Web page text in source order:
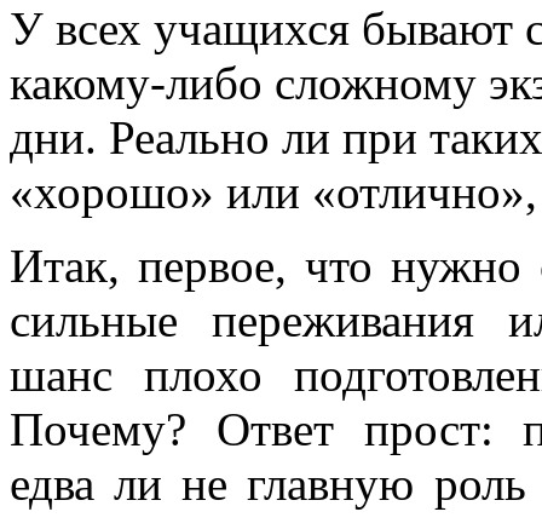
У всех учащихся бывают
какому-либо сложному
дни. Реально ли при
«хорошо» или «отлично»,
Итак, первое, что нужно
сильные переживания
шанс плохо
Почему? Ответ прост:
едва ли не главную роль